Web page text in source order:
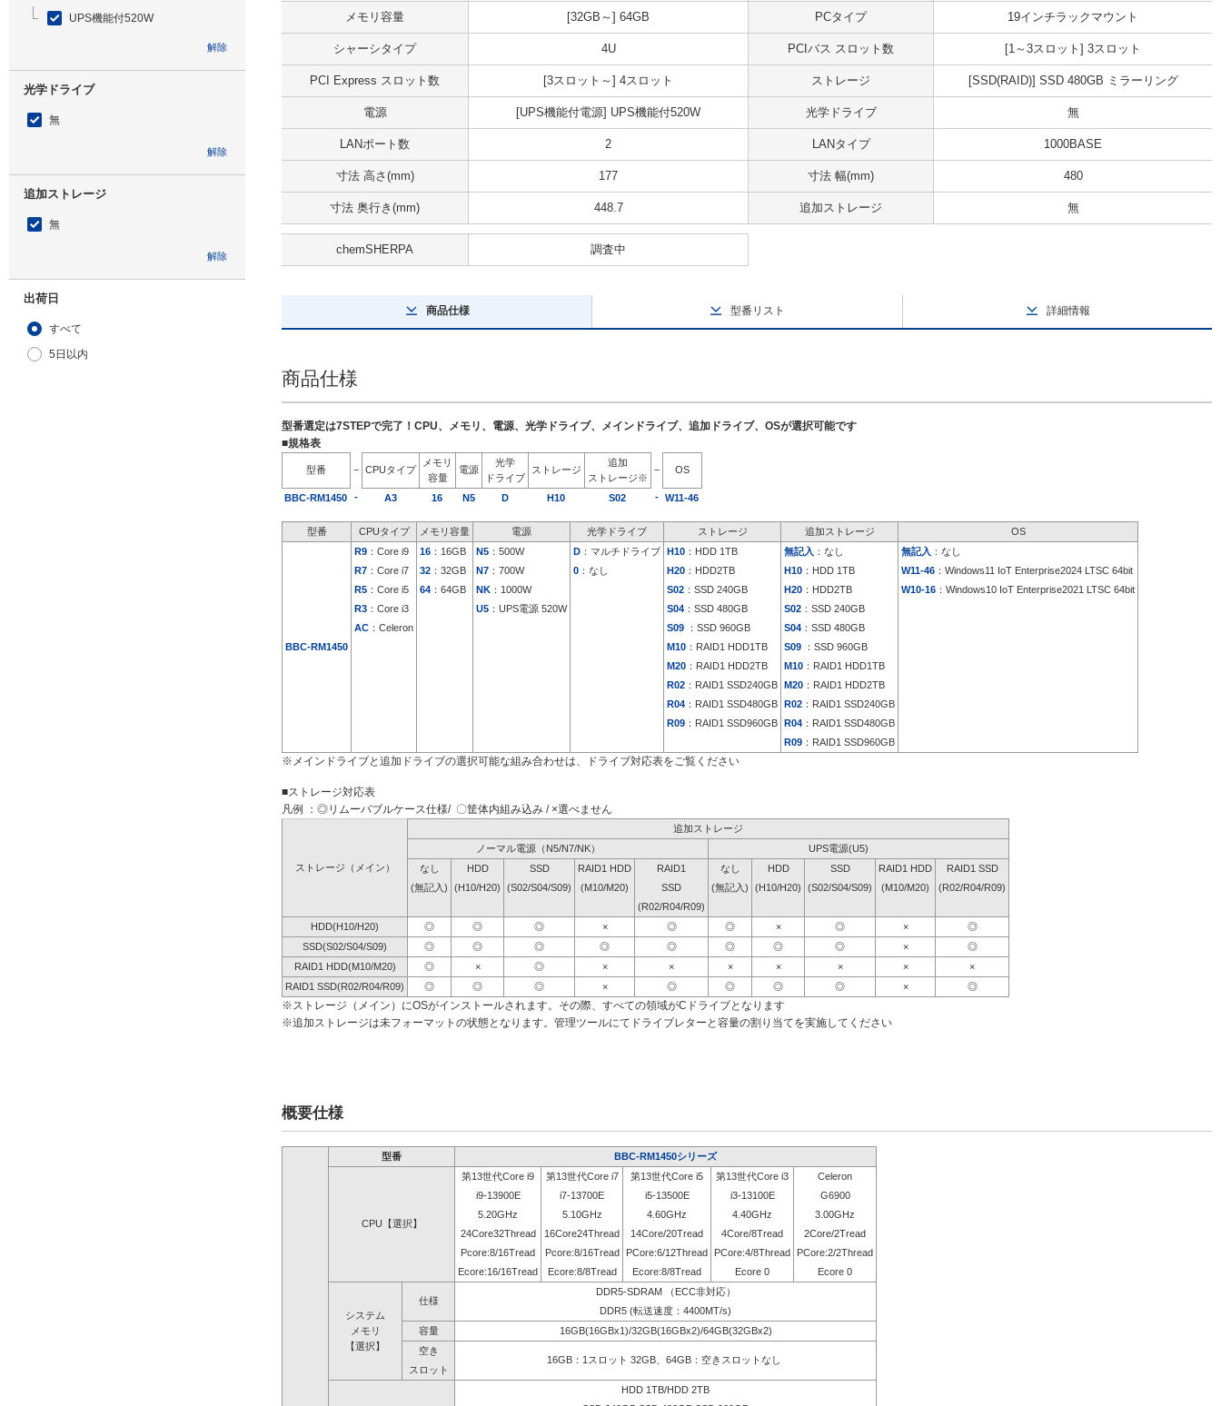
UPS機能付520W
解除
光学ドライブ
無
解除
追加ストレージ
無
解除
出荷日
すべて
5日以内
メモリ容量 [32GB～] 64GB PCタイプ 19インチラックマウント
シャーシタイプ 4U PCIバス スロット数 [1～3スロット] 3スロット
PCI Express スロット数 [3スロット～] 4スロット ストレージ [SSD(RAID)] SSD 480GB ミラーリング
電源 [UPS機能付電源] UPS機能付520W 光学ドライブ 無
LANポート数 2 LANタイプ 1000BASE
寸法 高さ(mm) 177 寸法 幅(mm) 480
寸法 奥行き(mm) 448.7 追加ストレージ 無
chemSHERPA 調査中
商品仕様 型番リスト 詳細情報
商品仕様
型番選定は7STEPで完了！CPU、メモリ、電源、光学ドライブ、メインドライブ、追加ドライブ、OSが選択可能です
■規格表
型番 − CPUタイプ
メモリ
容量
電源
光学
ドライブ
ストレージ
追加
ストレージ※
− OS
BBC-RM1450 - A3 16 N5 D H10 S02 - W11-46
型番 CPUタイプ メモリ容量 電源 光学ドライブ ストレージ 追加ストレージ OS
BBC-RM1450
R9 ：Core i9 16 ：16GB N5 ：500W D ：マルチドライブ H10 ：HDD 1TB 無記入 ：なし 無記入 ：なし
R7 ：Core i7 32 ：32GB N7 ：700W 0 ：なし H20 ：HDD2TB H10 ：HDD 1TB W11-46 ：Windows11 IoT Enterprise2024 LTSC 64bit
R5 ：Core i5 64 ：64GB NK ：1000W S02 ：SSD 240GB H20 ：HDD2TB W10-16 ：Windows10 IoT Enterprise2021 LTSC 64bit
R3 ：Core i3 U5 ：UPS電源 520W S04 ：SSD 480GB S02 ：SSD 240GB
AC ：Celeron S09 ：SSD 960GB S04 ：SSD 480GB
M10 ：RAID1 HDD1TB S09 ：SSD 960GB
M20 ：RAID1 HDD2TB M10 ：RAID1 HDD1TB
R02 ：RAID1 SSD240GB M20 ：RAID1 HDD2TB
R04 ：RAID1 SSD480GB R02 ：RAID1 SSD240GB
R09 ：RAID1 SSD960GB R04 ：RAID1 SSD480GB
R09 ：RAID1 SSD960GB
※メインドライブと追加ドライブの選択可能な組み合わせは、ドライブ対応表をご覧ください
■ストレージ対応表
凡例 ：◎リムーバブルケース仕様/ 〇筐体内組み込み / ×選べません
追加ストレージ
ノーマル電源（N5/N7/NK）
UPS電源(U5)
ストレージ（メイン）
なし HDD SSD RAID1 HDD RAID1 なし HDD SSD RAID1 HDD
RAID1 SSD
(無記入)
(H10/H20) (S02/S04/S09) (M10/M20) SSD (無記入) (H10/H20) (S02/S04/S09) (M10/M20)
(R02/R04/R09)
(R02/R04/R09)
HDD(H10/H20)
◎ ◎ ◎ × ◎ ◎ × ◎ ×
◎
SSD(S02/S04/S09)
◎ ◎ ◎ ◎ ◎ ◎ ◎ ◎ ×
◎
RAID1 HDD(M10/M20)
◎ × ◎ × × × × × ×
×
RAID1 SSD(R02/R04/R09)
◎ ◎ ◎ × ◎ ◎ ◎ ◎ × ◎
※ストレージ（メイン）にOSがインストールされます。その際、すべての領域がCドライブとなります
※追加ストレージは未フォーマットの状態となります。管理ツールにてドライブレターと容量の割り当てを実施してください
概要仕様
型番 BBC-RM1450シリーズ
CPU【選択】
第13世代Core i9 第13世代Core i7 第13世代Core i5 第13世代Core i3
Celeron
i9-13900E
i7-13700E i5-13500E i3-13100E
G6900
5.20GHz
5.10GHz 4.60GHz 4.40GHz
3.00GHz
24Core32Thread
16Core24Thread 14Core/20Tread 4Core/8Tread
2Core/2Tread
Pcore:8/16Tread
Pcore:8/16Tread PCore:6/12Thread PCore:4/8Thread
PCore:2/2Thread
Ecore:16/16Tread
Ecore:8/8Tread Ecore:8/8Tread Ecore 0 Ecore 0
システム
メモリ
【選択】
仕様
DDR5-SDRAM （ECC非対応）
DDR5 (転送速度：4400MT/s)
容量
16GB(16GBx1)/32GB(16GBx2)/64GB(32GBx2)
空き
16GB：1スロット 32GB、64GB：空きスロットなし
スロット
HDD 1TB/HDD 2TB